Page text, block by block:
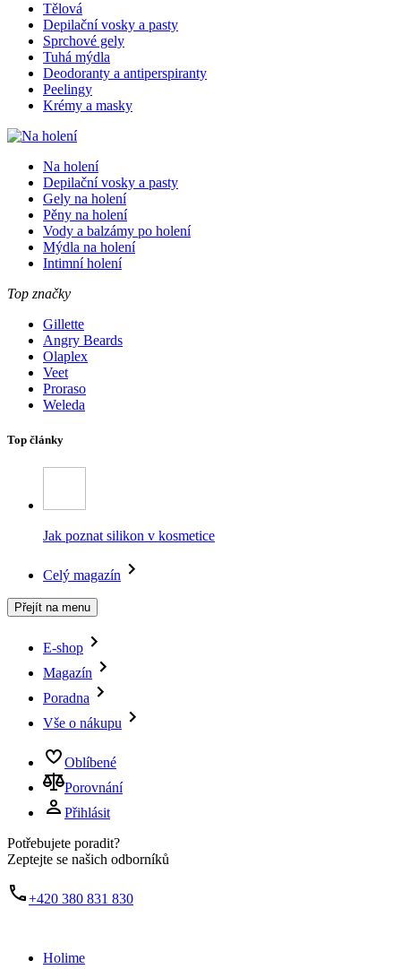
Tělová
Depilační vosky a pasty
Sprchové gely
Tuhá mýdla
Deodoranty a antiperspiranty
Peelingy
Krémy a masky
Na holení
Depilační vosky a pasty
Gely na holení
Pěny na holení
Vody a balzámy po holení
Mýdla na holení
Intimní holení
Top značky
Gillette
Angry Beards
Olaplex
Veet
Proraso
Weleda
Top články
Jak poznat silikon v kosmetice
Celý magazín
Přejít na menu
E-shop
Magazín
Poradna
Vše o nákupu
Oblíbené
Porovnání
Přihlásit
Potřebujete poradit?
Zeptejte se našich odborníků
+420 380 831 830
Holime